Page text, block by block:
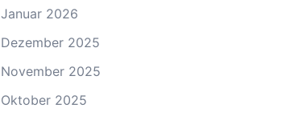
Januar 2026
Dezember 2025
November 2025
Oktober 2025